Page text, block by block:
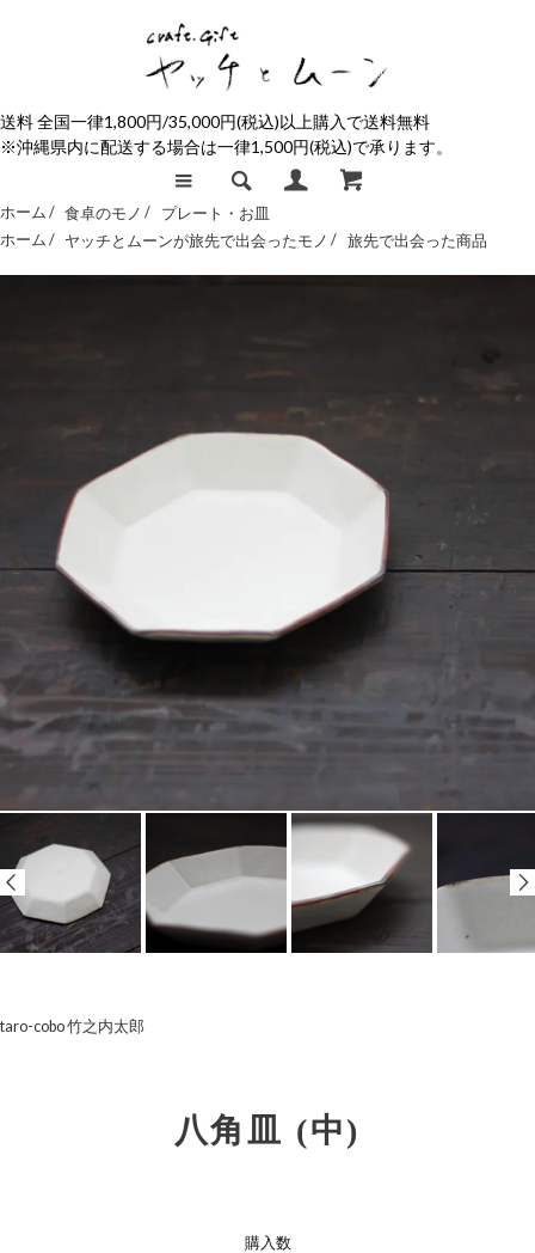
送料 全国一律1,800円/35,000円(税込)以上購入で送料無料
※沖縄県内に配送する場合は一律1,500円(税込)で承ります。
ホーム / 食卓のモノ/
プレート・お皿
ホーム / ヤッチとムーンが旅先で出会ったモノ/ 旅先で出会った商品
taro-cobo 竹之内太郎
八角皿 (中)
購入数